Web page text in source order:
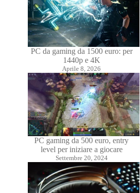
PC da gaming da 1500 euro: per
1440p e 4K
Aprile 8, 2026
PC gaming da 500 euro, entry
level per iniziare a giocare
Settembre 20, 2024